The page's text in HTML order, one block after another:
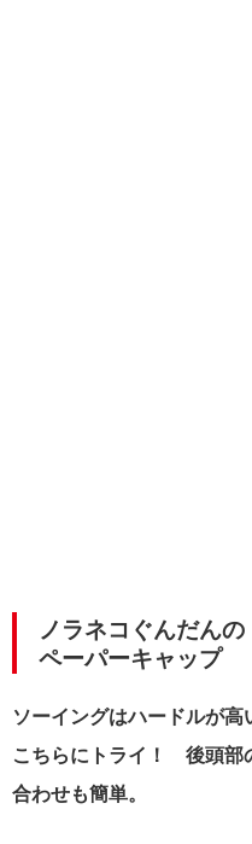
ノラネコぐんだんの
ペーパーキャップ
ソーイングはハードルが
こちらにトライ！ 後頭部
合わせも簡単。